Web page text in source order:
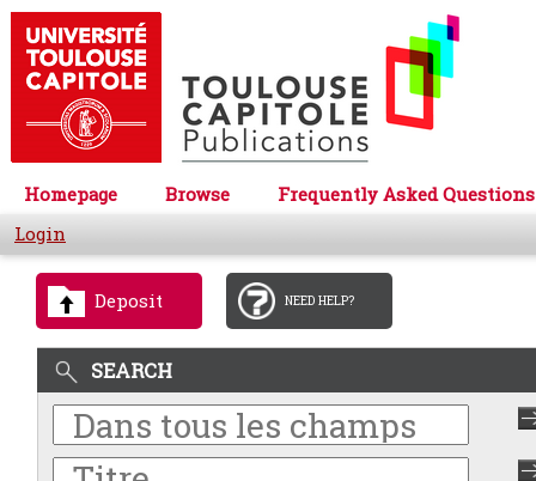
Homepage Browse
Frequently Asked Questions
Login
Deposit NEED HELP?
SEARCH